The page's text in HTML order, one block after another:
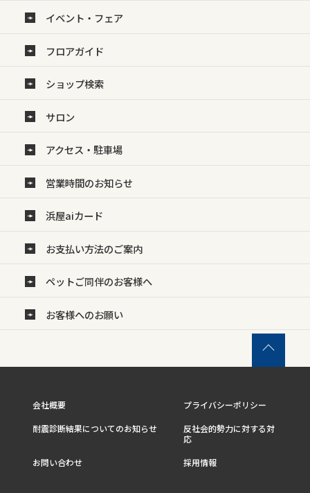
イベント・フェア
フロアガイド
ショップ検索
サロン
アクセス・駐車場
営業時間のお知らせ
浜屋aiカード
お支払い方法のご案内
ペットご同伴のお客様へ
お客様へのお願い
会社概要
プライバシーポリシー
耐震診断結果についてのお知らせ
反社会的勢力に対する対
応
お問い合わせ
採用情報